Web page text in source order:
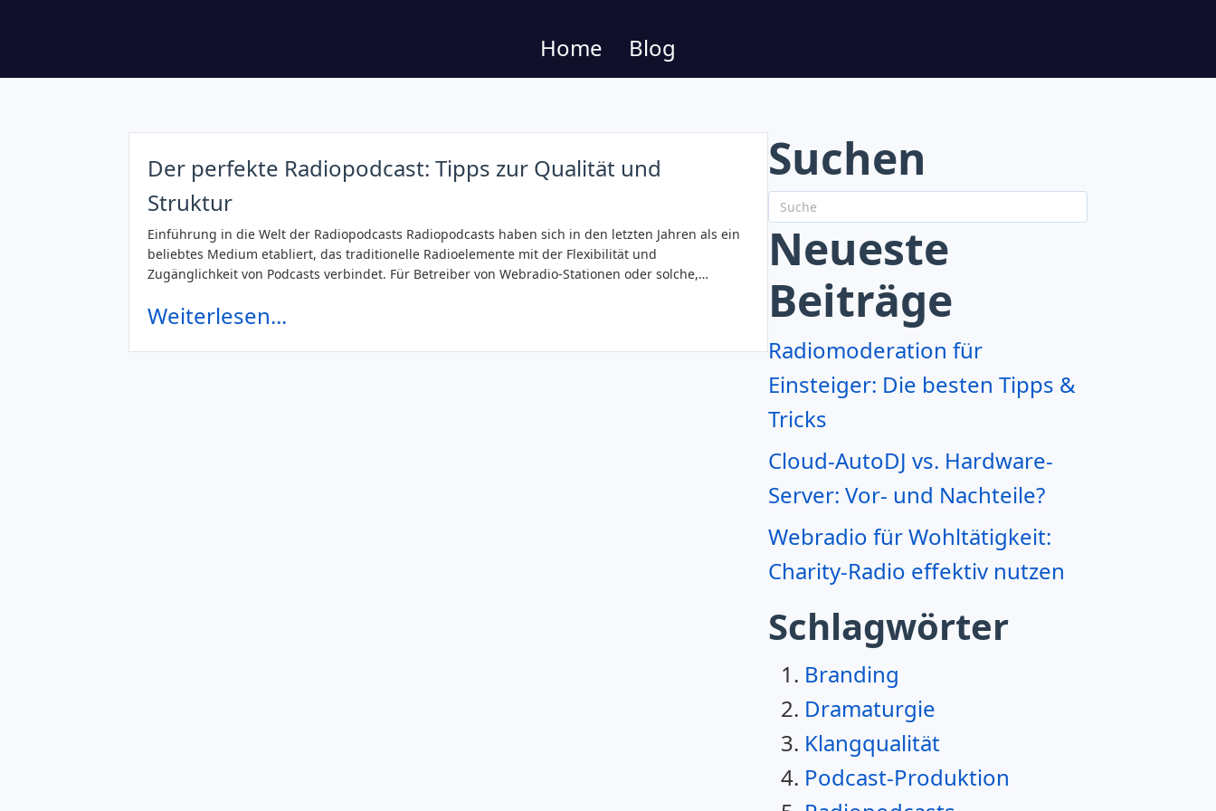
Home Blog
Der perfekte Radiopodcast: Tipps zur Qualität und
Struktur
Einführung in die Welt der Radiopodcasts Radiopodcasts haben sich in den letzten Jahren als ein
beliebtes Medium etabliert, das traditionelle Radioelemente mit der Flexibilität und
Zugänglichkeit von Podcasts verbindet. Für Betreiber von Webradio-Stationen oder solche,…
Weiterlesen...
Suchen
Neueste
Beiträge
Radiomoderation für
Einsteiger: Die besten Tipps &
Tricks
Cloud-AutoDJ vs. Hardware-
Server: Vor- und Nachteile?
Webradio für Wohltätigkeit:
Charity-Radio effektiv nutzen
Schlagwörter
Branding
Dramaturgie
Klangqualität
Podcast-Produktion